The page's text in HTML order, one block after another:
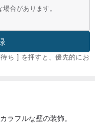
合があります。
ち ] を押すと、優先的にお
ラフルな壁の装飾。